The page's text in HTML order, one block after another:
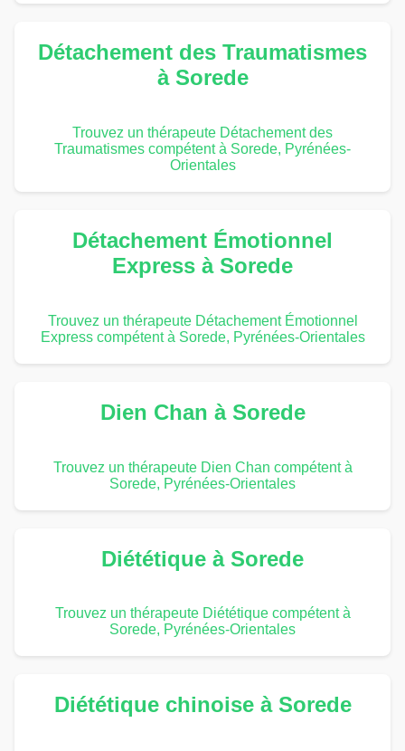
Détachement des Traumatismes
à Sorede
Trouvez un thérapeute Détachement des
Traumatismes compétent à Sorede, Pyrénées-
Orientales
Détachement Émotionnel
Express à Sorede
Trouvez un thérapeute Détachement Émotionnel
Express compétent à Sorede, Pyrénées-Orientales
Dien Chan à Sorede
Trouvez un thérapeute Dien Chan compétent à
Sorede, Pyrénées-Orientales
Diététique à Sorede
Trouvez un thérapeute Diététique compétent à
Sorede, Pyrénées-Orientales
Diététique chinoise à Sorede